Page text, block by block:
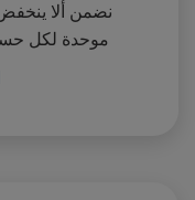
نضمن ألا
موحدة لكل